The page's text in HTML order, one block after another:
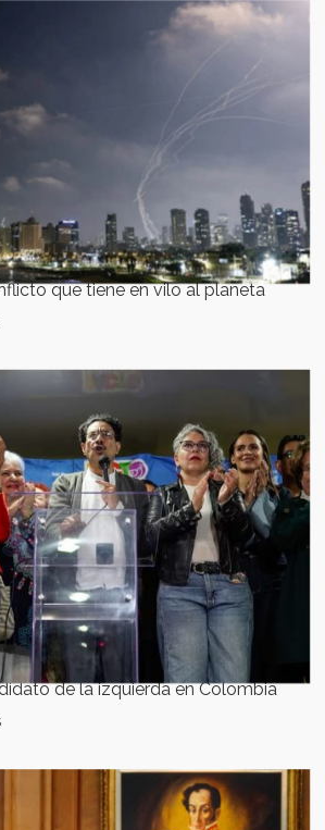
que tiene en vilo al planeta
de la izquierda en Colombia